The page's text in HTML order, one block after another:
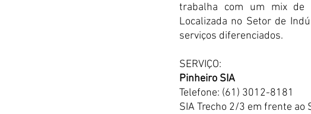
trabalha com um mix de
Localizada no Setor de
serviços diferenciados.
SERVIÇO:
Pinheiro SIA
Telefone: (61) 3012-8181
SIA Trecho 2/3 em frente ao